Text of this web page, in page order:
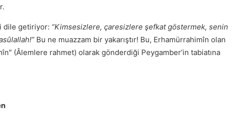
dile getiriyor: “Kimsesizlere, çaresizlere şefkat göstermek, senin
Bu ne muazzam bir yakarıştır! Bu, Erhamürrahimîn olan
(Âlemlere rahmet) olarak gönderdiği Peygamber’in tabiatına